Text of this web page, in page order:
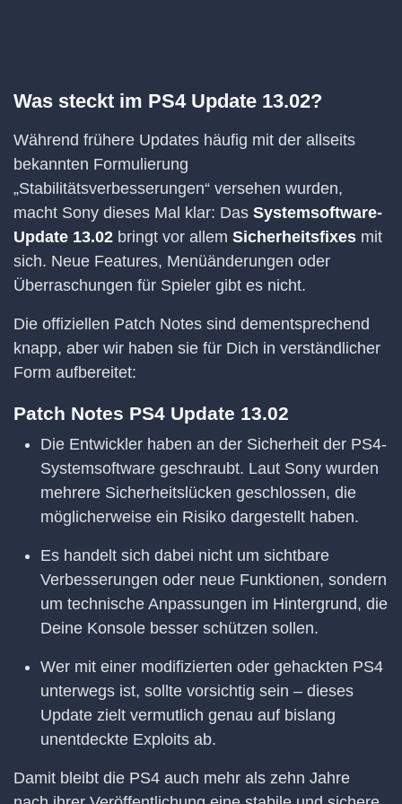
Was steckt im PS4 Update 13.02?
Während frühere Updates häufig mit der allseits
bekannten Formulierung
„Stabilitätsverbesserungen“ versehen wurden,
macht Sony dieses Mal klar: Das Systemsoftware-
Update 13.02 bringt vor allem Sicherheitsfixes mit
sich. Neue Features, Menüänderungen oder
Überraschungen für Spieler gibt es nicht.
Die offiziellen Patch Notes sind dementsprechend
knapp, aber wir haben sie für Dich in verständlicher
Form aufbereitet:
Patch Notes PS4 Update 13.02
Die Entwickler haben an der Sicherheit der PS4-
Systemsoftware geschraubt. Laut Sony wurden
mehrere Sicherheitslücken geschlossen, die
möglicherweise ein Risiko dargestellt haben.
Es handelt sich dabei nicht um sichtbare
Verbesserungen oder neue Funktionen, sondern
um technische Anpassungen im Hintergrund, die
Deine Konsole besser schützen sollen.
Wer mit einer modifizierten oder gehackten PS4
unterwegs ist, sollte vorsichtig sein – dieses
Update zielt vermutlich genau auf bislang
unentdeckte Exploits ab.
Damit bleibt die PS4 auch mehr als zehn Jahre